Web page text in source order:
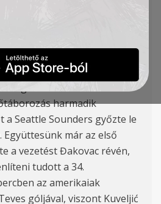
szenvedett a
harmadik
a Seattle Sounders győzte le
Együttesünk már az első
a vezetést Đakovac révén,
tudott a 34.
az amerikaiak
góljával, viszont Kuveljić